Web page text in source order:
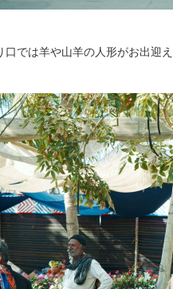
口では羊や山羊の人形がお出迎え